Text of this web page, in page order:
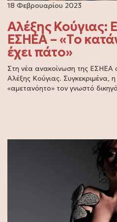
18 Φεβρουαρίου 2023
Αλέξης Κούγιας:
ΕΣΗΕΑ – «Το
έχει πάτο»
Στη νέα ανακοίνωση της ΕΣΗΕΑ
Αλέξης Κούγιας. Συγκεκριμένα,
«αμετανόητο» τον γνωστό